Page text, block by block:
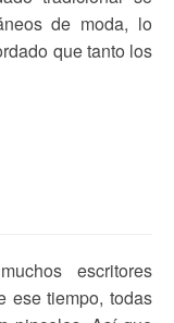
de moda, lo
que tanto los
escritores
ese tiempo, todas